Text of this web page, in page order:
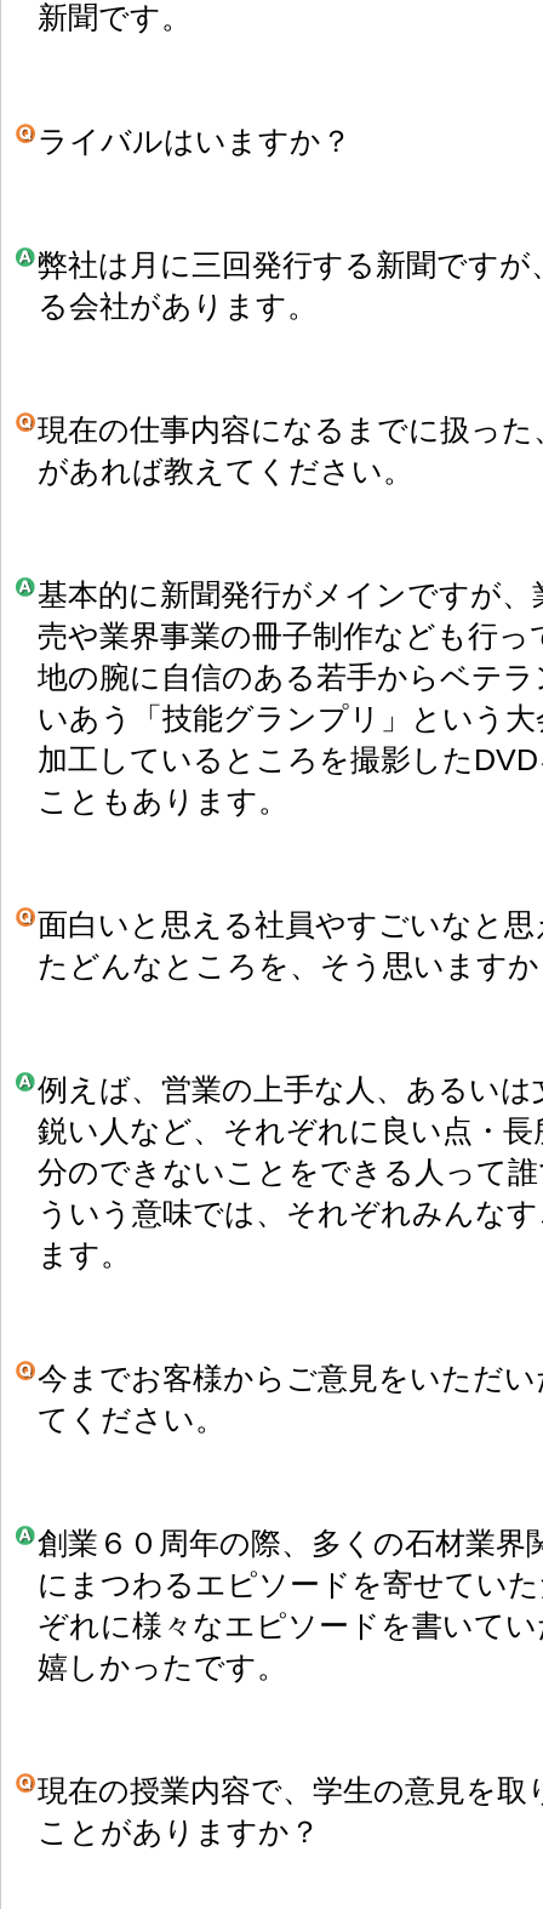
新聞です。
ライバルはいますか？
弊社は月に三回発行する新聞です
る会社があります。
現在の仕事内容になるまでに扱っ
があれば教えてください。
基本的に新聞発行がメインですが
売や業界事業の冊子制作なども行
地の腕に自信のある若手からベテ
いあう「技能グランプリ」という
加工しているところを撮影した
こともあります。
面白いと思える社員やすごいなと
たどんなところを、そう思います
例えば、営業の上手な人、あるい
鋭い人など、それぞれに良い点・
分のできないことをできる人って
ういう意味では、それぞれみんな
ます。
今までお客様からご意見をいただ
てください。
創業６０周年の際、多くの石材業界
にまつわるエピソードを寄せてい
ぞれに様々なエピソードを書いて
嬉しかったです。
現在の授業内容で、学生の意見を
ことがありますか？